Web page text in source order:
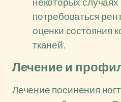
потребоваться
оценки состояния
тканей.
Лечение и
Лечение посинения